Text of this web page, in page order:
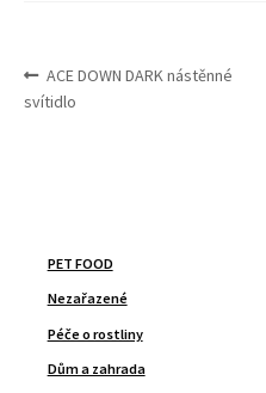
NAVIGACE
PRO
Předchozí
příspěvek:
ACE DOWN DARK nástěnné
svítidlo
PET FOOD
Nezařazené
Péče o rostliny
Dům a zahrada